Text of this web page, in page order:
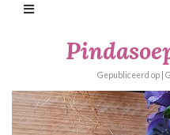
Gepubliceerd op |